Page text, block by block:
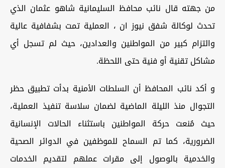
من جهته قال نائب محافظ السليمانية شاهو عثمان الذي
تحدث لوكالة شفق نيوز ان ، العملية تمت بشفافية عالية
والتزام كبير من المواطنين والعدادين، حيث لم تسجل أي
مشاكل تقنية أو فنية حتى اللحظة.
و أكد نائب المحافظ أن السلطات الأمنية بدأت تطبيق حظر
التجوال منذ الليلة الماضية لضمان سلاسة تنفيذ العملية،
حيث مُنعت حركة المواطنين باستثناء الحالات الإنسانية
الضرورية، كما تم السماح للموظفين في الدوائر الصحية
والخدمية بالوصول إلى مقرات عملهم لتقديم الخدمات